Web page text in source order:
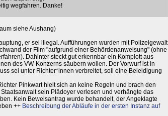
wegfahren. Danke!
siehe Aushang)
er sei illegal. Aufführungen wurden mit Polizeigewalt
der Film "aufgrund einer Behördenanweisung" (ohne
Dahinter steckt gut erkennbar ein Komplott aus
des VW-Konzerns säubern wollen. Der Vorwurf ist in
sei unter Richter*innen verbreitet, soll eine Beleidigung
Pinkwart hielt sich an keine Regeln und brach den
sein Plädoyer verlesen und verhängte das
Kein Beweisantrag wurde behandelt, der Angeklagte
++ Beschreibung der Abläufe in der ersten Instanz auf